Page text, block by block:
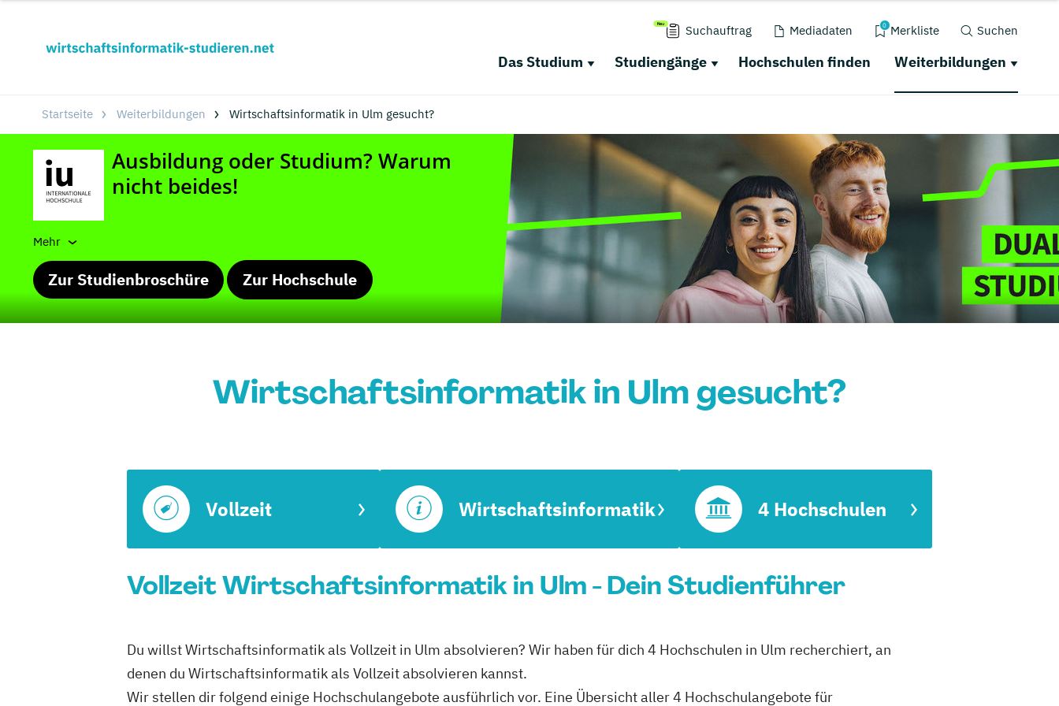
Suchauftrag Mediadaten 0 Merkliste Suchen
Das Studium Studiengänge Hochschulen finden Weiterbildungen
Startseite Weiterbildungen Wirtschaftsinformatik in Ulm gesucht?
Mehr
Zur Studienbroschüre Zur Hochschule
Wirtschaftsinformatik in Ulm gesucht?
Vollzeit Wirtschaftsinformatik 4 Hochschulen
Vollzeit Wirtschaftsinformatik in Ulm - Dein Studienführer
Du willst Wirtschaftsinformatik als Vollzeit in Ulm absolvieren? Wir haben für dich 4 Hochschulen in Ulm recherchiert, an
denen du Wirtschaftsinformatik als Vollzeit absolvieren kannst.
Wir stellen dir folgend einige Hochschulangebote ausführlich vor. Eine Übersicht aller 4 Hochschulangebote für